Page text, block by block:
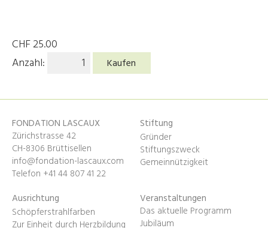
CHF25.00
Anzahl:
Kaufen
FONDATION LASCAUX
Zürichstrasse 42
CH-8306 Brüttisellen
info@fondation-lascaux.com
Telefon +41 44 807 41 22
Stiftung
Gründer
Stiftungszweck
Gemeinnützigkeit
Ausrichtung
Schöpferstrahlfarben
Zur Einheit durch Herzbildung
Veranstaltungen
Das aktuelle Programm
Jubiläum